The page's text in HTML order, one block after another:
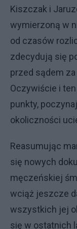
Kiszczak i
wymierzoną w
od czasów
zdecydują się
przed sądem
Oczywiście i
punkty,
okoliczności
Reasumując
się nowych
męczeńskiej
wciąż jeszcze
wszystkich jej
się w ostatnich